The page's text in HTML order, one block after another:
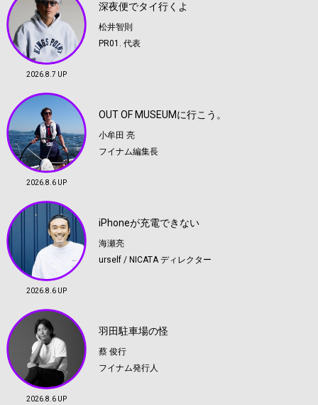
2026.8.7 UP
深夜便でタイ行くよ
松井智則
PR01. 代表
2026.8.6 UP
OUT OF MUSEUMに行こう。
小牟田 亮
フイナム編集長
2026.8.6 UP
iPhoneが充電できない
海瀬亮
urself / NICATA ディレクター
2026.8.6 UP
羽田駐車場の怪
蔡 俊行
フイナム発行人